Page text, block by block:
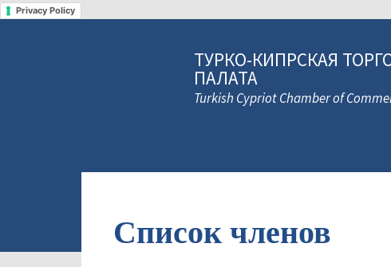
Privacy Policy
ТУРКО-КИПРСКАЯ
ПАЛАТА
Turkish Cypriot Chamber of
Список членов